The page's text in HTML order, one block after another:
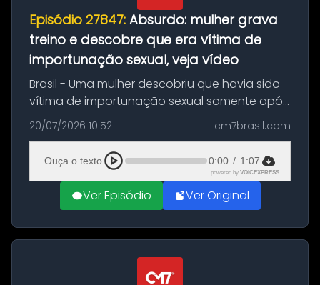
Episódio 27847: Absurdo: mulher grava
treino e descobre que era vítima de
importunação sexual, veja vídeo
Brasil - Uma mulher descobriu que havia sido
vítima de importunação sexual somente após
assistir a um vídeo que gravou enquanto
treinava na academia de um condomínio em
Feira de Santana, na Bahia. O c...
20/07/2026 10:52 cm7brasil.com
Ouça o texto 0:00 / 1:07
powered by VOICEXPRESS
Ver Episódio Ver Original